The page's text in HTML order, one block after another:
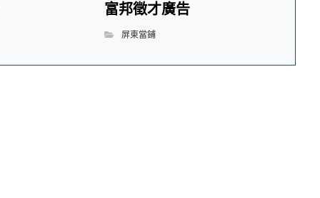
富邦徵才廣告
屏東當鋪